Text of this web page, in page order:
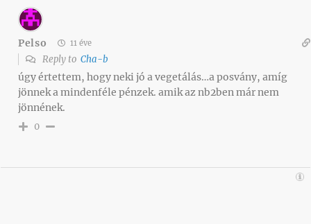
Pelso 11 éve
Reply to Cha-b
úgy értettem, hogy neki jó a vegetálás…a posvány, amíg
jönnek a mindenféle pénzek. amik az nb2ben már nem
jönnének.
0